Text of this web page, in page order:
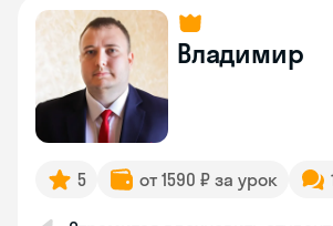
Владимир
5 от 1590 ₽ за урок